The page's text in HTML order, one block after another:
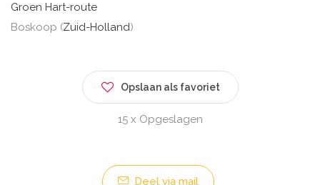
Groen Hart-route
Boskoop (Zuid-Holland)
Opslaan als favoriet
15 x Opgeslagen
Deel via mail